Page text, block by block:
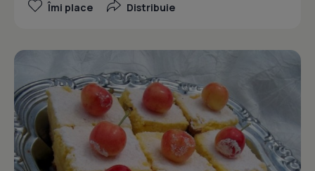
Îmi place Distribuie